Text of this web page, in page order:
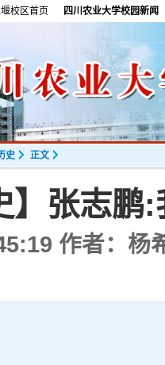
校区首页 四川农业大学校园新闻
史 正文
】张志
作者：杨